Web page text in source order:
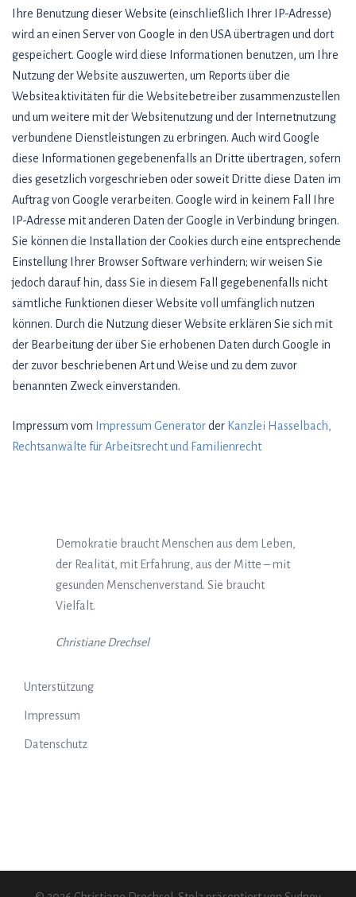
Ihre Benutzung dieser Website (einschließlich Ihrer IP-Adresse)
wird an einen Server von Google in den USA übertragen und dort
gespeichert. Google wird diese Informationen benutzen, um Ihre
Nutzung der Website auszuwerten, um Reports über die
Websiteaktivitäten für die Websitebetreiber zusammenzustellen
und um weitere mit der Websitenutzung und der Internetnutzung
verbundene Dienstleistungen zu erbringen. Auch wird Google
diese Informationen gegebenenfalls an Dritte übertragen, sofern
dies gesetzlich vorgeschrieben oder soweit Dritte diese Daten im
Auftrag von Google verarbeiten. Google wird in keinem Fall Ihre
IP-Adresse mit anderen Daten der Google in Verbindung bringen.
Sie können die Installation der Cookies durch eine entsprechende
Einstellung Ihrer Browser Software verhindern; wir weisen Sie
jedoch darauf hin, dass Sie in diesem Fall gegebenenfalls nicht
sämtliche Funktionen dieser Website voll umfänglich nutzen
können. Durch die Nutzung dieser Website erklären Sie sich mit
der Bearbeitung der über Sie erhobenen Daten durch Google in
der zuvor beschriebenen Art und Weise und zu dem zuvor
benannten Zweck einverstanden.
Impressum vom Impressum Generatorder Kanzlei Hasselbach,
Rechtsanwälte für Arbeitsrecht und Familienrecht
Demokratie braucht Menschen aus dem Leben,
der Realität, mit Erfahrung, aus der Mitte – mit
gesunden Menschenverstand. Sie braucht
Vielfalt.
Christiane Drechsel
Unterstützung
Impressum
Datenschutz